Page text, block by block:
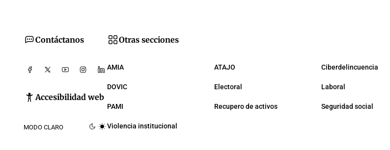
Contáctanos
Accesibilidad web
MODO CLARO
Otras secciones
AMIA ATAJO Ciberdelincuencia
DOVIC Electoral Laboral
PAMI Recupero de activos Seguridad social
Violencia institucional